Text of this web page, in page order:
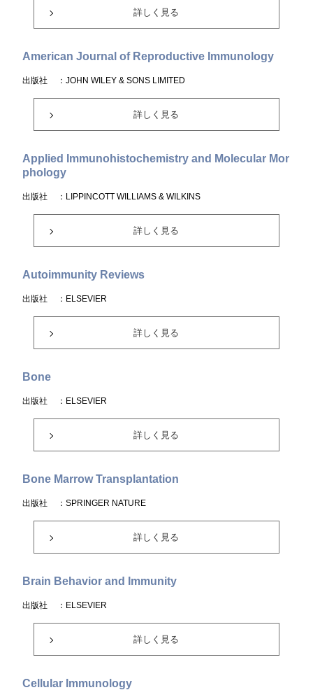
詳しく見る
American Journal of Reproductive Immunology
出版社 ：JOHN WILEY & SONS LIMITED
詳しく見る
Applied Immunohistochemistry and Molecular Mor
phology
出版社 ：LIPPINCOTT WILLIAMS & WILKINS
詳しく見る
Autoimmunity Reviews
出版社 ：ELSEVIER
詳しく見る
Bone
出版社 ：ELSEVIER
詳しく見る
Bone Marrow Transplantation
出版社 ：SPRINGER NATURE
詳しく見る
Brain Behavior and Immunity
出版社 ：ELSEVIER
詳しく見る
Cellular Immunology